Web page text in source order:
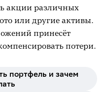
акции различных
или другие активы.
принесёт
потери.
портфель и зачем